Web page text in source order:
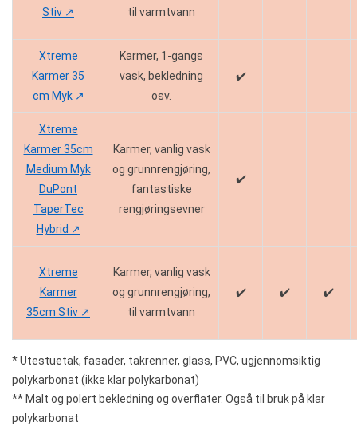
Stiv ↗️
til varmtvann
Xtreme
Karmer 35
cm Myk ↗️
Karmer, 1-gangs
vask, bekledning
osv.
✔️
Xtreme
Karmer 35cm
Medium Myk
DuPont
TaperTec
Hybrid ↗️
Karmer, vanlig vask
og grunnrengjøring,
fantastiske
rengjøringsevner
✔️
Xtreme
Karmer
35cm Stiv ↗️
Karmer, vanlig vask
og grunnrengjøring,
til varmtvann
✔️ ✔️ ✔️
* Utestuetak, fasader, takrenner, glass, PVC, ugjennomsiktig
polykarbonat (ikke klar polykarbonat)
** Malt og polert bekledning og overflater. Også til bruk på klar
polykarbonat